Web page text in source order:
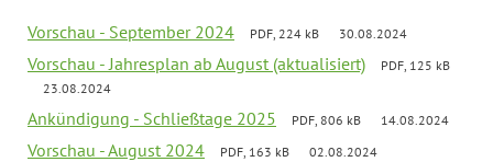
Vorschau - September 2024 PDF, 224 kB 30.08.2024
Vorschau - Jahresplan ab August (aktualisiert)
PDF, 125 kB
23.08.2024
Ankündigung - Schließtage 2025 PDF, 806 kB 14.08.2024
Vorschau - August 2024 PDF, 163 kB 02.08.2024